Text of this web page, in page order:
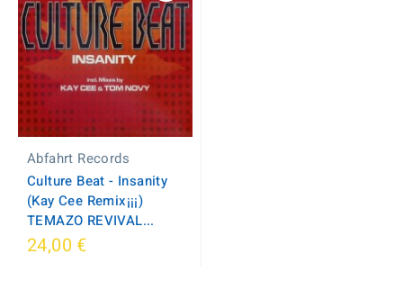
Abfahrt Records
Culture Beat - Insanity
(Kay Cee Remix¡¡¡)
TEMAZO REVIVAL...
24,00 €